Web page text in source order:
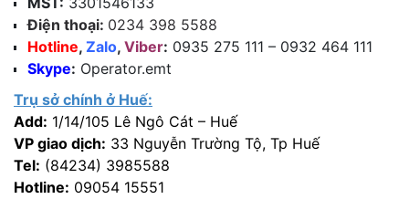
Điện thoại: 0234 398 5588
Hotline, Zalo, Viber: 0935 275 111 – 0932 464 111
Skype: Operator.emt
Trụ sở chính ở Huế:
Add: 1/14/105 Lê Ngô Cát – Huế
VP giao dịch: 33 Nguyễn Trường Tộ, Tp Huế
Tel: (84234) 3985588
Hotline: 09054 15551